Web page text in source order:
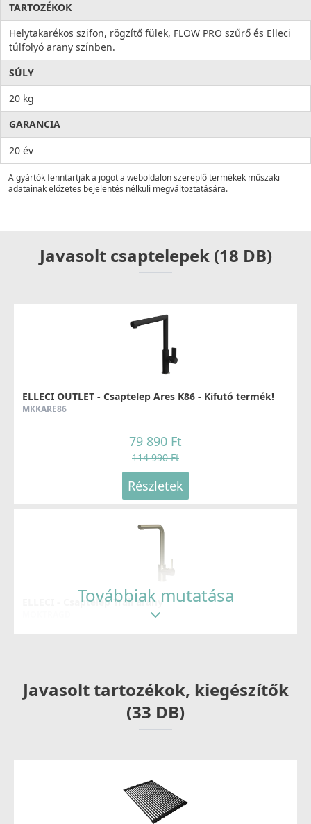
TARTOZÉKOK
Helytakarékos szifon, rögzítő fülek, FLOW PRO szűrő és Elleci
túlfolyó arany színben.
SÚLY
20 kg
GARANCIA
20 év
A gyártók fenntartják a jogot a weboldalon szereplő termékek műszaki
adatainak előzetes bejelentés nélküli megváltoztatására.
Javasolt csaptelepek (18 DB)
ELLECI OUTLET - Csaptelep Ares K86 - Kifutó termék!
MKKARE86
79 890 Ft
114 990 Ft
Részletek
ELLECI - Csaptelep Trail arany
ELLECI - Csaptelep Fold arany
Továbbiak mutatása
Javasolt tartozékok, kiegészítők
(33 DB)